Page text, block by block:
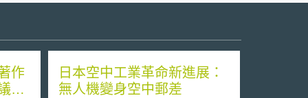
作
推
日本空中工業革命新進展：
無人機變身空中郵差